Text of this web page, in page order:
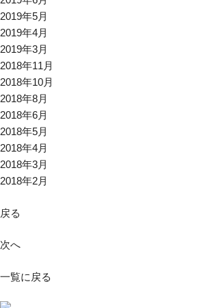
2019年5月
2019年4月
2019年3月
2018年11月
2018年10月
2018年8月
2018年6月
2018年5月
2018年4月
2018年3月
2018年2月
戻る
次へ
一覧に戻る